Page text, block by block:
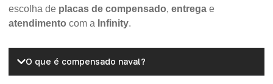
escolha de placas de compensado, entrega e
atendimento com a Infinity.
O que é compensado naval?